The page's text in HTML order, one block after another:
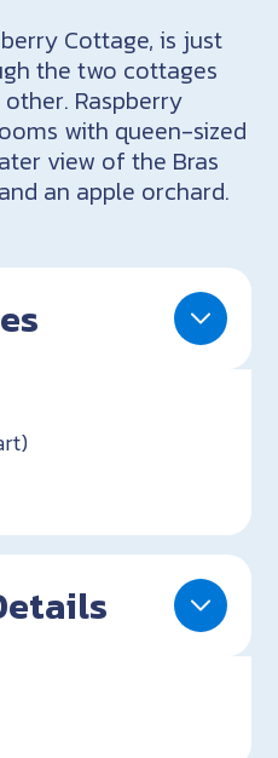
Cottage, is just
the two cottages
Raspberry
with queen-sized
view of the Bras
an apple orchard.